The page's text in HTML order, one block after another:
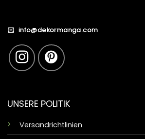
info@dekormanga.com
UNSERE POLITIK
Versandrichtlinien